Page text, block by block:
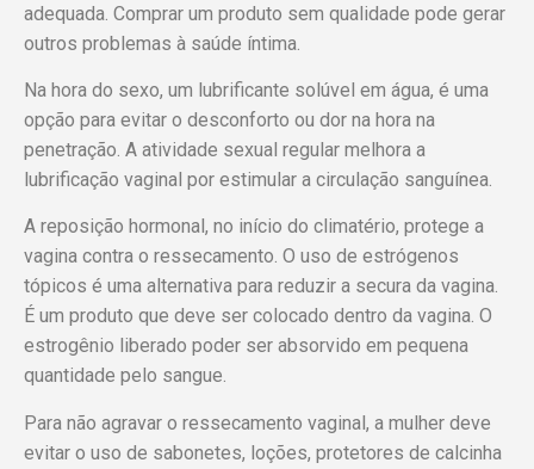
adequada. Comprar um produto sem qualidade pode gerar
outros problemas à saúde íntima.
Na hora do sexo, um lubrificante solúvel em água, é uma
opção para evitar o desconforto ou dor na hora na
penetração. A atividade sexual regular melhora a
lubrificação vaginal por estimular a circulação sanguínea.
A reposição hormonal, no início do climatério, protege a
vagina contra o ressecamento. O uso de estrógenos
tópicos é uma alternativa para reduzir a secura da vagina.
É um produto que deve ser colocado dentro da vagina. O
estrogênio liberado poder ser absorvido em pequena
quantidade pelo sangue.
Para não agravar o ressecamento vaginal, a mulher deve
evitar o uso de sabonetes, loções, protetores de calcinha